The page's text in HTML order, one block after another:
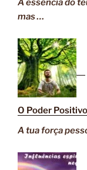
A essência do
mas …
O Poder
A tua força